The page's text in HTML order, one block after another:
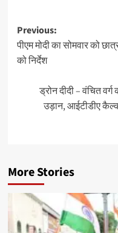
Post
navigation
Previous:
पीएम मोदी का सोमवार को
को निर्देश
ड्रोन दीदी – वंचित
उड़ान, आईटीडीए कैल्क
More Stories